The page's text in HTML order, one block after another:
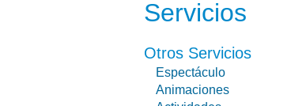
Servicios
Otros Servicios
Espectáculo
Animaciones